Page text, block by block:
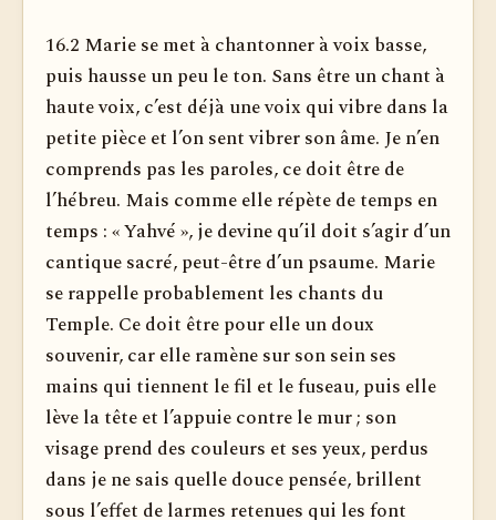
16.2 Marie se met à chantonner à voix basse,
puis hausse un peu le ton. Sans être un chant à
haute voix, c’est déjà une voix qui vibre dans la
petite pièce et l’on sent vibrer son âme. Je n’en
comprends pas les paroles, ce doit être de
l’hébreu. Mais comme elle ré­pète de temps en
temps : « Yahvé », je devine qu’il doit s’agir d’un
can­tique sacré, peut-être d’un psaume. Marie
se rappelle probablement les chants du
Temple. Ce doit être pour elle un doux
souvenir, car elle ramène sur son sein ses
mains qui tiennent le fil et le fuseau, puis elle
lève la tête et l’appuie contre le mur ; son
visage prend des couleurs et ses yeux, perdus
dans je ne sais quelle douce pensée, brillent
sous l’effet de larmes retenues qui les font